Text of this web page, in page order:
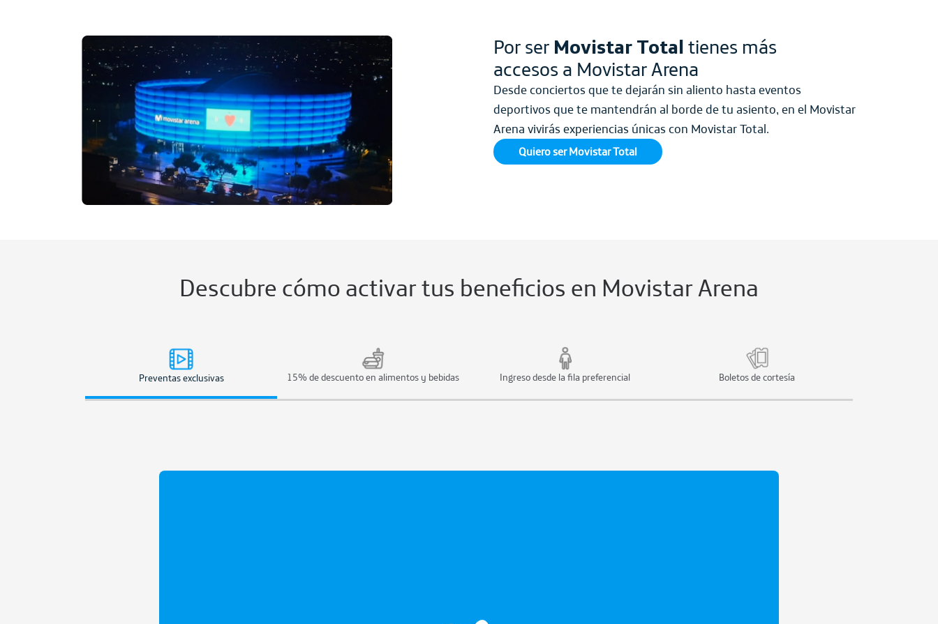
Por ser Movistar Total tienes más
accesos a Movistar Arena
Desde conciertos que te dejarán sin aliento hasta eventos
deportivos que te mantendrán al borde de tu asiento, en el Movistar
Arena vivirás experiencias únicas con Movistar Total.
Quiero ser Movistar Total
Descubre cómo activar tus beneficios en Movistar Arena
Preventas exclusivas 15% de descuento en alimentos y bebidas Ingreso desde la fila preferencial Boletos de cortesía